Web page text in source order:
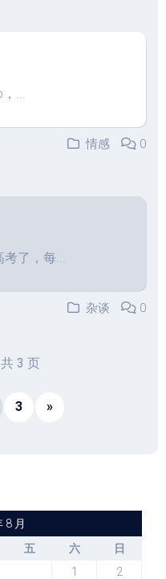
...
情感
0
了，每...
杂谈
0
3 页
3 »
8 月
五 六
日
1
2